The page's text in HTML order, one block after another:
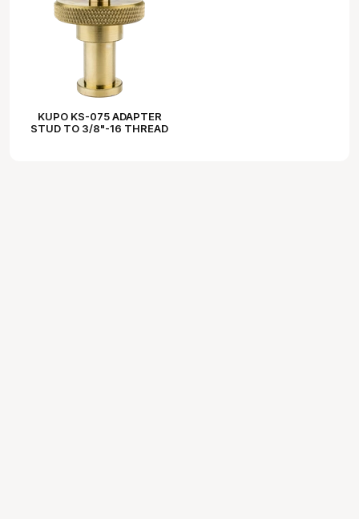
KUPO KS-075 ADAPTER
STUD TO 3/8"-16 THREAD